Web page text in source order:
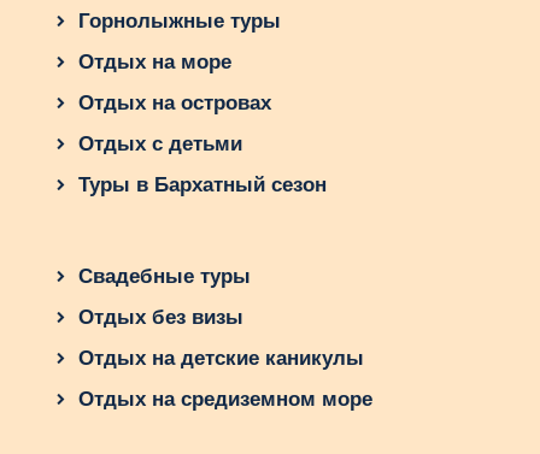
Горнолыжные туры
Отдых на море
Отдых на островах
Отдых с детьми
Туры в Бархатный сезон
Свадебные туры
Отдых без визы
Отдых на детские каникулы
Отдых на средиземном море